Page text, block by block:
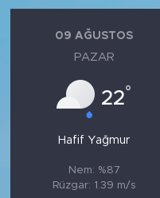
09 AĞUSTOS
PAZAR
22°
Hafif Yağmur
Nem: %87
Rüzgar: 1.39 m/s